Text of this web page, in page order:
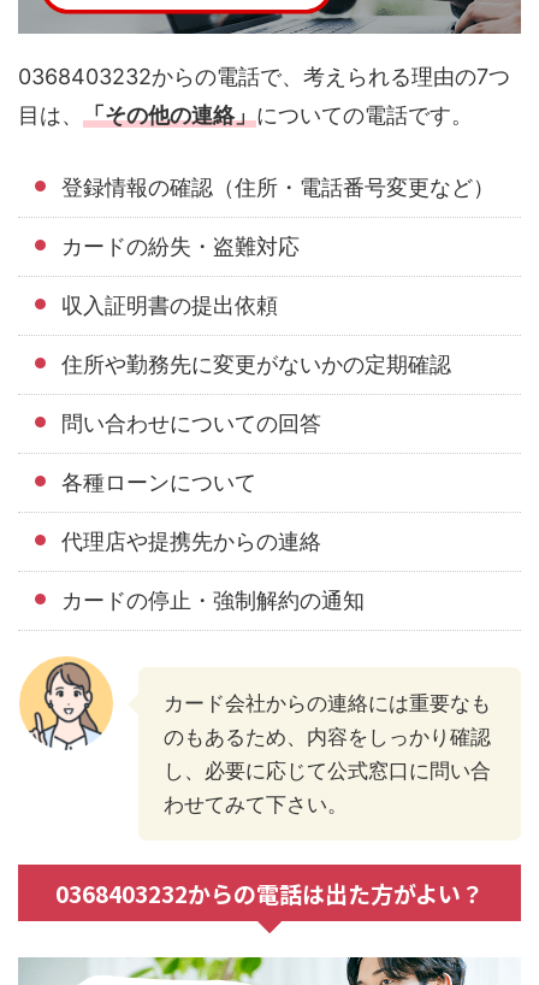
0368403232からの電話で、考えられる理由の7つ
目は、 「その他の連絡」についての電話です。
登録情報の確認（住所・電話番号変更など）
カードの紛失・盗難対応
収入証明書の提出依頼
住所や勤務先に変更がないかの定期確認
問い合わせについての回答
各種ローンについて
代理店や提携先からの連絡
カードの停止・強制解約の通知
カード会社からの連絡には重要なも
のもあるため、内容をしっかり確認
し、必要に応じて公式窓口に問い合
わせてみて下さい。
0368403232からの電話は出た方がよい？